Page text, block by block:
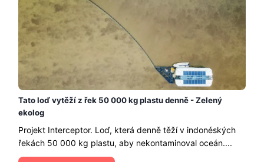
Tato loď vytěží z řek 50 000 kg plastu denně - Zelený
ekolog
Projekt Interceptor. Loď, která denně těží v indonéských
řekách 50 000 kg plastu, aby nekontaminoval oceán....